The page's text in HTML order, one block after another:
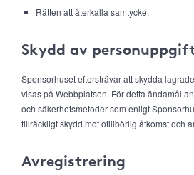
Rätten att återkalla samtycke.
Skydd av
Sponsorhuset eftersträvar att skydda
visas på Webbplatsen. För detta ändamål
och säkerhetsmetoder som enligt
tillräckligt skydd mot otillbörlig åtkomst och
Avregistrering